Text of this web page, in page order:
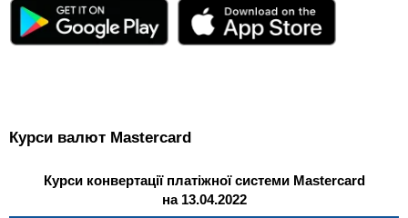
Курси валют Mastercard
Курси конвертації платіжної системи Mastercard
на 13.04.2022